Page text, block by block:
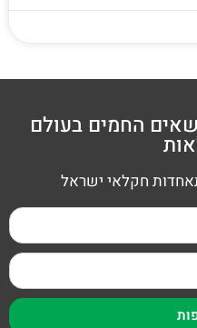
החמים בעולם
חקלאי ישראל